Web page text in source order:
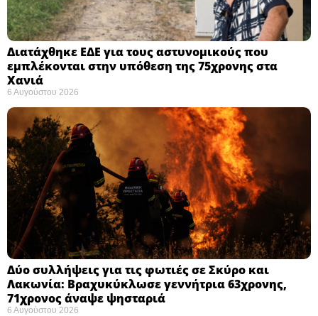
Διατάχθηκε ΕΔΕ για τους αστυνομικούς που
εμπλέκονται στην υπόθεση της 75χρονης στα
Χανιά
6 Αυγούστου 2026
Δύο συλλήψεις για τις φωτιές σε Σκύρο και
Λακωνία: Βραχυκύκλωσε γεννήτρια 63χρονης,
71χρονος άναψε ψησταριά
6 Αυγούστου 2026